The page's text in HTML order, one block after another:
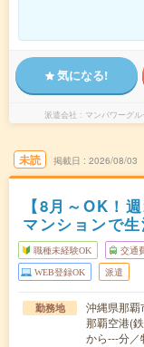
気になる!
派遣会社 マンパワーグ
未読 掲載日 2026/08/03
【8月～OK！
マンションで
職種未経験OK 交通
WEB登録OK 派遣
勤務地
沖縄県那覇
那覇空港(
から---分／